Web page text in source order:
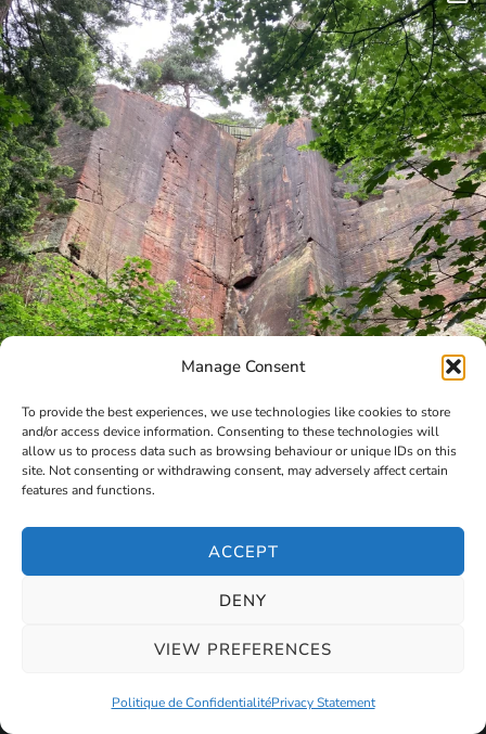
Manage Consent
To provide the best experiences, we use technologies like cookies to store
and/or access device information. Consenting to these technologies will
allow us to process data such as browsing behaviour or unique IDs on this
site. Not consenting or withdrawing consent, may adversely affect certain
features and functions.
ACCEPT
DENY
VIEW PREFERENCES
Politique de ConfidentialitéPrivacy Statement